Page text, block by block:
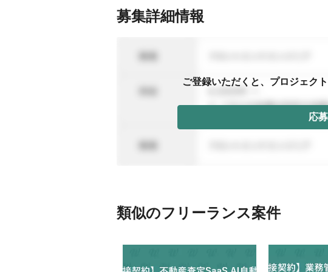
募集詳細情報
ご登録いただくと、プロジェク
応
類似のフリーランス案件